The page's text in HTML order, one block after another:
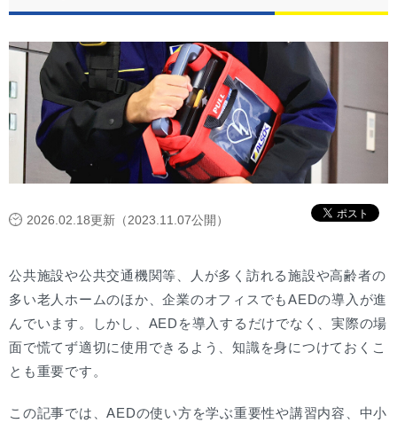
2026.02.18更新（2023.11.07公開）
公共施設や公共交通機関等、人が多く訪れる施設や高齢者の
多い老人ホームのほか、企業のオフィスでもAEDの導入が進
んでいます。しかし、AEDを導入するだけでなく、実際の場
面で慌てず適切に使用できるよう、知識を身につけておくこ
とも重要です。
この記事では、AEDの使い方を学ぶ重要性や講習内容、中小